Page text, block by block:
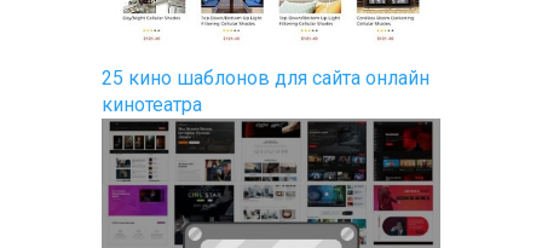
25 кино шаблонов для сайта онлайн
кинотеатра